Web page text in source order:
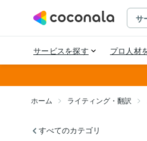
ホーム ライティング・翻訳
すべてのカテゴリ